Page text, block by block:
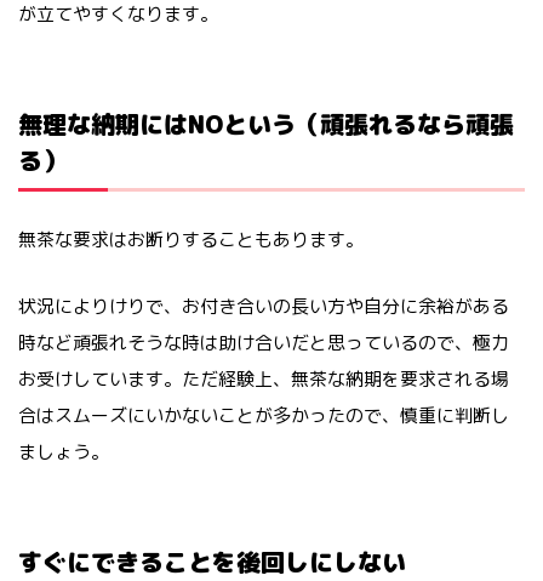
が立てやすくなります。
無理な納期にはNOという（頑張れるなら頑張
る）
無茶な要求はお断りすることもあります。
状況によりけりで、お付き合いの長い方や自分に余裕がある
時など頑張れそうな時は助け合いだと思っているので、極力
お受けしています。ただ経験上、無茶な納期を要求される場
合はスムーズにいかないことが多かったので、慎重に判断し
ましょう。
すぐにできることを後回しにしない